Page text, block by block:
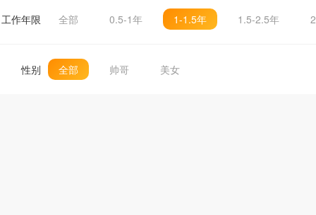
工作年限 全部 0.5-1年 1-1.5年 1.5-2.5年
性别 全部 帅哥 美女